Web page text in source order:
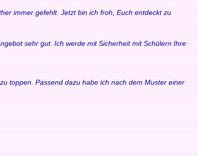
immer gefehlt. Jetzt bin ich froh, Euch entdeckt zu
sehr gut. Ich werde mit Sicherheit mit Schülern Ihre
toppen. Passend dazu habe ich nach dem Muster einer